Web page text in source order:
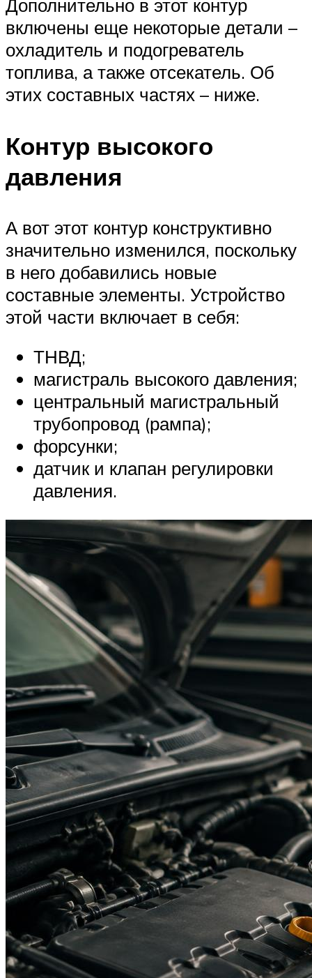
Дополнительно в этот контур
включены еще некоторые детали –
охладитель и подогреватель
топлива, а также отсекатель. Об
этих составных частях – ниже.
Контур высокого
давления
А вот этот контур конструктивно
значительно изменился, поскольку
в него добавились новые
составные элементы. Устройство
этой части включает в себя:
ТНВД;
магистраль высокого давления;
центральный магистральный
трубопровод (рампа);
форсунки;
датчик и клапан регулировки
давления.